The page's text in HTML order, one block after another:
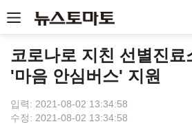
코로나로 지친 선별진료
'마음 안심버스' 지원
입력: 2021-08-02 13:34:58
수정: 2021-08-02 13:34:58